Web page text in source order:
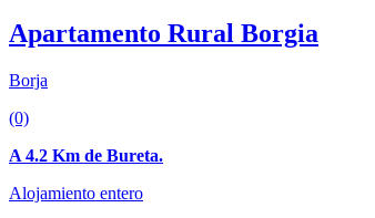
Apartamento Rural Borgia
Borja
(0)
A 4.2 Km de Bureta.
Alojamiento entero